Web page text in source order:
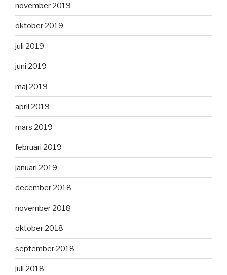
november 2019
oktober 2019
juli 2019
juni 2019
maj 2019
april 2019
mars 2019
februari 2019
januari 2019
december 2018
november 2018
oktober 2018
september 2018
juli 2018